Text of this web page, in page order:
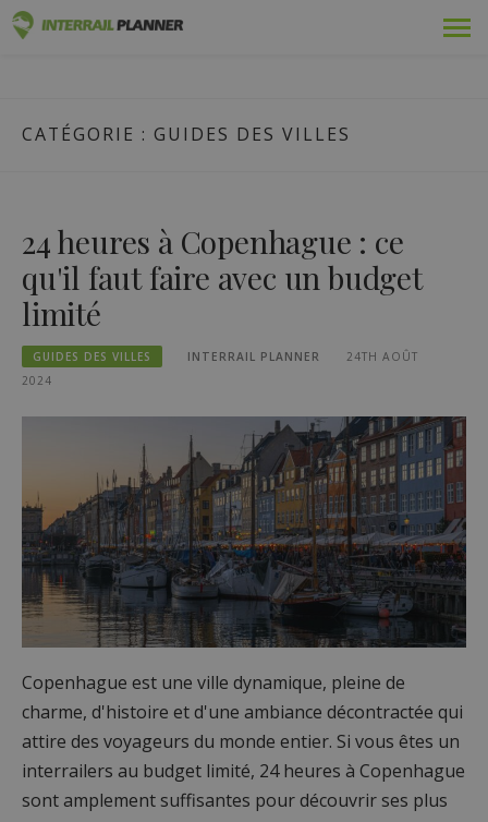
Adopté
Guides pays
Se connecter
Planifiez un nouveau voyage !
CATÉGORIE : GUIDES DES VILLES
24 heures à Copenhague : ce
qu'il faut faire avec un budget
limité
GUIDES DES VILLES INTERRAIL PLANNER
24TH AOÛT
2024
Copenhague est une ville dynamique, pleine de
charme, d'histoire et d'une ambiance décontractée qui
attire des voyageurs du monde entier. Si vous êtes un
interrailers au budget limité, 24 heures à Copenhague
sont amplement suffisantes pour découvrir ses plus